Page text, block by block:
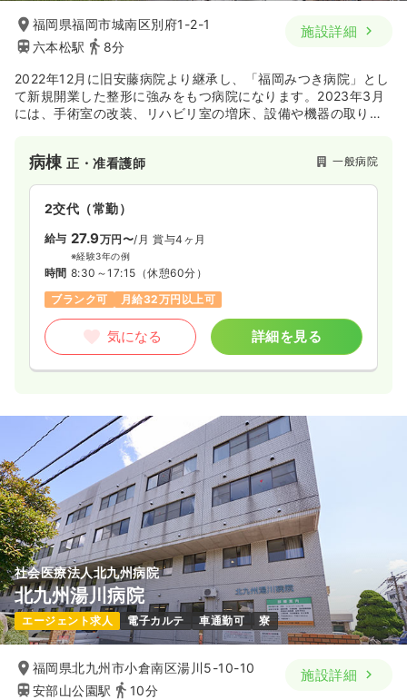
福岡県福岡市城南区別府1-2-1
六本松駅
8分
施設詳細
2022年12月に旧安藤病院より継承し、「福岡みつき病院」とし
て新規開業した整形に強みをもつ病院になります。2023年3月
には、手術室の改装、リハビリ室の増床、設備や機器の取り替
2023年には訪問看護や訪問リハビリテーションも開設しており
ます。
病棟正・准看護師 一般病院
2交代（常勤）
給与 27.9万円〜/月 賞与4ヶ月
※経験3年の例
時間 8:30～17:15 （休憩60分）
ブランク可
月給32万円以上可
気になる 詳細を見る
社会医療法人北九州病院
北九州湯川病院
エージェント求人 電子カルテ 車通勤可 寮
福岡県北九州市小倉南区湯川5-10-10
安部山公園駅
10分
施設詳細